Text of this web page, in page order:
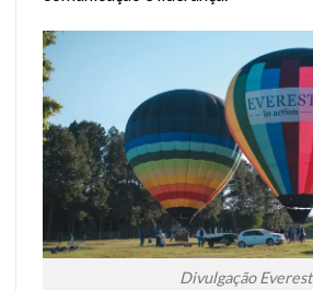
Divulgação Everest